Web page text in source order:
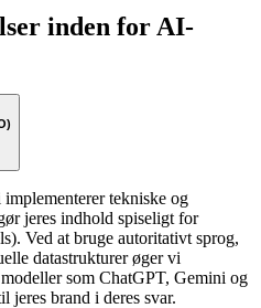
inden for AI-
tekniske og
jeres indhold spiseligt for
Ved at bruge autoritativt sprog,
datastrukturer øger vi
som ChatGPT, Gemini og
brand i deres svar.